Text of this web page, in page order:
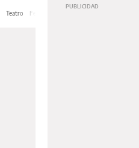
Teatro Feria de Editores